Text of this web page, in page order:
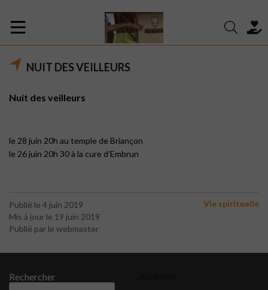
NUIT DES VEILLEURS
Nuit des veilleurs
le 28 juin 20h au temple de Briançon
le 26 juin 20h 30 à la cure d’Embrun
Publié le 4 juin 2019
Mis à jour le 19 juin 2019
Publié par le webmaster
Vie spirituelle
Rechercher